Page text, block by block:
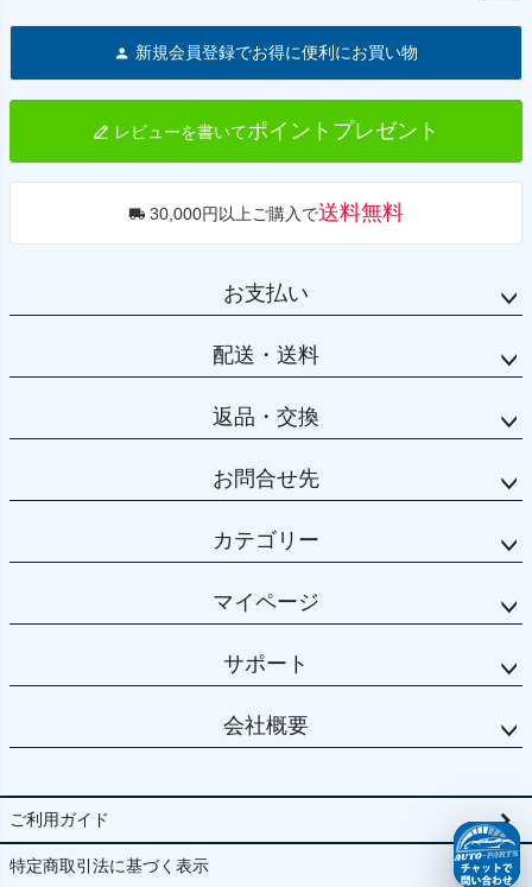
へ
新規会員登録でお得に便利にお買い物
レビューを書いてポイントプレゼント
30,000円以上ご購入で送料無料
お支払い
配送・送料
返品・交換
お問合せ先
カテゴリー
マイページ
サポート
会社概要
ご利用ガイド
特定商取引法に基づく表示